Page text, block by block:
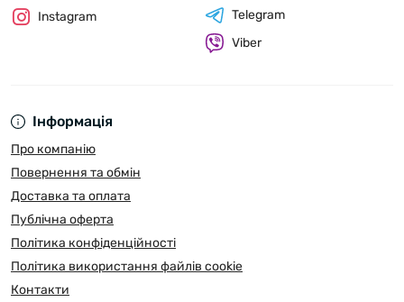
Інформація
Про компанію
Повернення та обмін
Доставка та оплата
Публічна оферта
Політика конфіденційності
Політика використання файлів cookie
Контакти
Instagram
Telegram
Viber